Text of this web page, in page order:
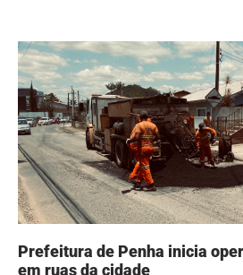
Prefeitura de Penha inicia
em ruas da cidade